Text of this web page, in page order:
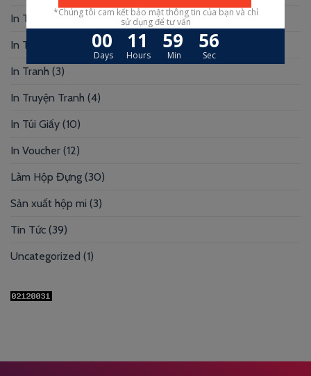
In Thiệp Mời(6)
In Tờ Rơi
In Tranh (3)
In Truyện Tranh (4)
In Túi Giấy (10)
In Voucher (12)
Làm Hộp Đựng (30)
Sản xuất hộp mi (3)
Tin Tức (39)
Uncategorized (1)